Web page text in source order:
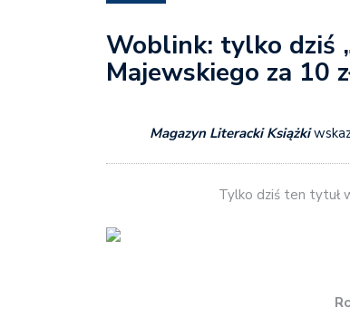
Woblink: tylko dziś
Majewskiego za 10
Magazyn Literacki Książki
Tylko dziś ten tytuł